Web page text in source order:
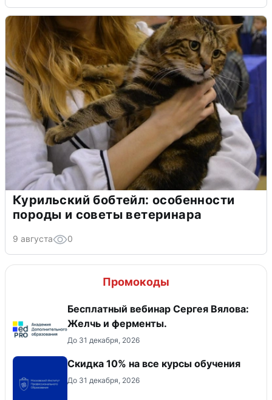
Курильский бобтейл: особенности
породы и советы ветеринара
9 августа 0
Промокоды
Бесплатный вебинар Сергея Вялова:
Желчь и ферменты.
До 31 декабря, 2026
Скидка 10% на все курсы обучения
До 31 декабря, 2026